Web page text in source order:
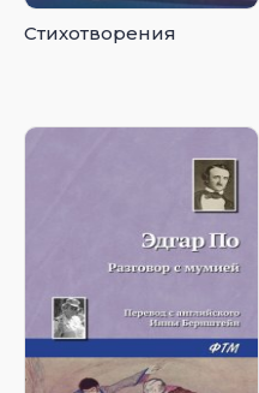
Стихотворения